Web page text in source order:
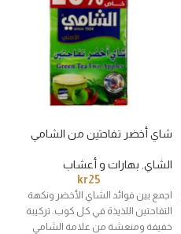
شاي أخضر تفاحتين من الشامي
الشاي, بهارات و أعشاب
kr25
اجمع بين فوائد الشاي الأخضر ونكهة
التفاحتين اللذيذة في كل كوب. تركيبة
خفيفة ومنعشة من علامة الشامي